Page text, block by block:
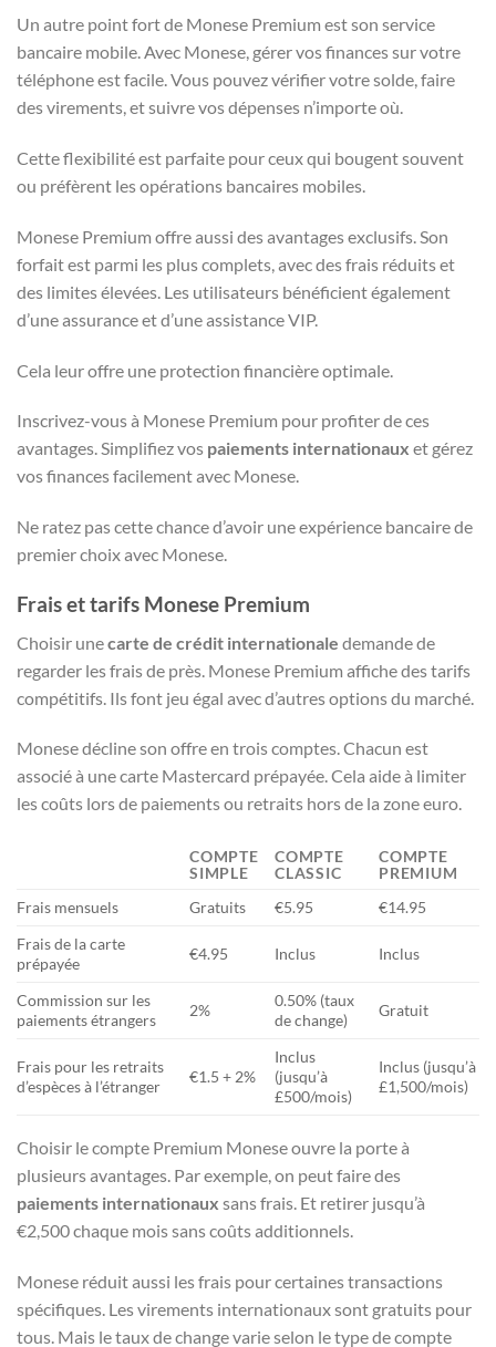
Un autre point fort de Monese Premium est son service
bancaire mobile. Avec Monese, gérer vos finances sur votre
téléphone est facile. Vous pouvez vérifier votre solde, faire
des virements, et suivre vos dépenses n’importe où.
Cette flexibilité est parfaite pour ceux qui bougent souvent
ou préfèrent les opérations bancaires mobiles.
Monese Premium offre aussi des avantages exclusifs. Son
forfait est parmi les plus complets, avec des frais réduits et
des limites élevées. Les utilisateurs bénéficient également
d’une assurance et d’une assistance VIP.
Cela leur offre une protection financière optimale.
Inscrivez-vous à Monese Premium pour profiter de ces
avantages. Simplifiez vos paiements internationaux et gérez
vos finances facilement avec Monese.
Ne ratez pas cette chance d’avoir une expérience bancaire de
premier choix avec Monese.
Frais et tarifs Monese Premium
Choisir unecarte de crédit internationale demande de
regarder les frais de près. Monese Premium affiche des tarifs
compétitifs. Ils font jeu égal avec d’autres options du marché.
Monese décline son offre en trois comptes. Chacun est
associé à une carte Mastercard prépayée. Cela aide à limiter
les coûts lors de paiements ou retraits hors de la zone euro.
COMPTE
SIMPLE
COMPTE
CLASSIC
COMPTE
PREMIUM
Frais mensuels
Gratuits €5.95
€14.95
Frais de la carte
prépayée
€4.95 Inclus Inclus
Commission sur les
paiements étrangers
2%
0.50% (taux
de change)
Gratuit
Frais pour les retraits
d’espèces à l’étranger
€1.5 + 2%
Inclus
(jusqu’à
£500/mois)
Inclus (jusqu’à
£1,500/mois)
Choisir le compte Premium Monese ouvre la porte à
plusieurs avantages. Par exemple, on peut faire des
paiements internationaux sans frais. Et retirer jusqu’à
€2,500 chaque mois sans coûts additionnels.
Monese réduit aussi les frais pour certaines transactions
spécifiques. Les virements internationaux sont gratuits pour
tous. Mais le taux de change varie selon le type de compte